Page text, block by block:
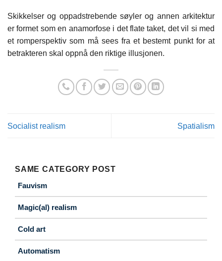
Skikkelser og oppadstrebende søyler og annen arkitektur
er formet som en anamorfose i det flate taket, det vil si med
et romperspektiv som må sees fra et bestemt punkt for at
betrakteren skal oppnå den riktige illusjonen.
Socialist realism Spatialism
SAME CATEGORY POST
Fauvism
Magic(al) realism
Cold art
Automatism